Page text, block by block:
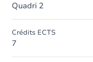
Quadri 2
Crédits ECTS
7